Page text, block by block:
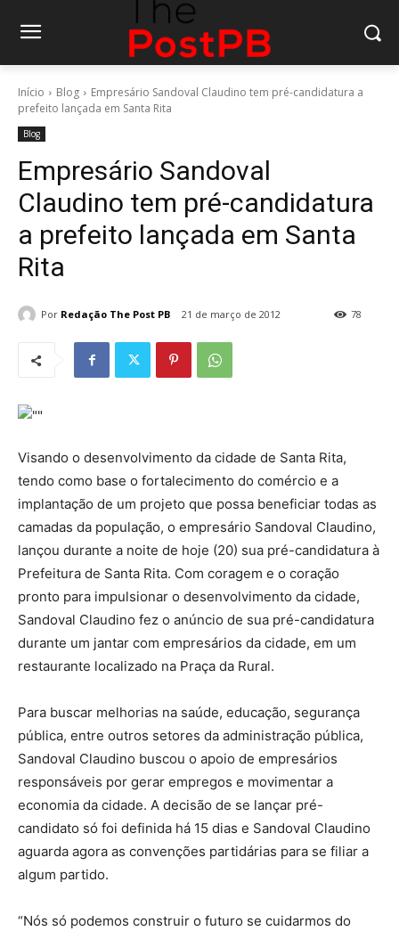
Início Blog
Empresário Sandoval Claudino tem pré-candidatura a
prefeito lançada em Santa Rita
Blog
Empresário Sandoval
Claudino tem pré-candidatura
a prefeito lançada em Santa
Rita
Por Redação The Post PB 21 de março de 2012 78
Visando o desenvolvimento da cidade de Santa Rita,
tendo como base o fortalecimento do comércio e a
implantação de um projeto que possa beneficiar todas as
camadas da população, o empresário Sandoval Claudino,
lançou durante a noite de hoje (20) sua pré-candidatura à
Prefeitura de Santa Rita. Com coragem e o coração
pronto para impulsionar o desenvolvimento da cidade,
Sandoval Claudino fez o anúncio de sua pré-candidatura
durante um jantar com empresários da cidade, em um
restaurante localizado na Praça da Rural.
Para buscar melhorias na saúde, educação, segurança
pública, entre outros setores da administração pública,
Sandoval Claudino buscou o apoio de empresários
responsáveis por gerar empregos e movimentar a
economia da cidade. A decisão de se lançar pré-
candidato só foi definida há 15 dias e Sandoval Claudino
aguarda agora as convenções partidárias para se filiar a
algum partido.
“Nós só podemos construir o futuro se cuidarmos do